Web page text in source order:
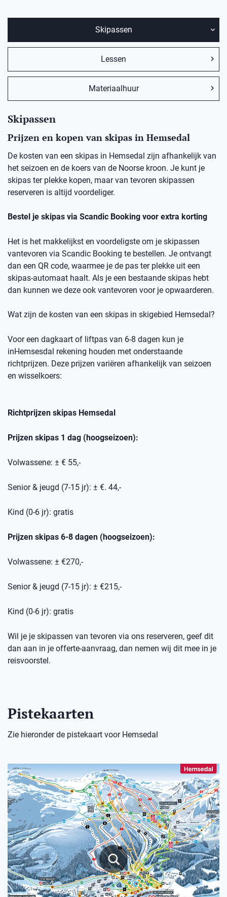
Skipassen
Lessen
Materiaalhuur
Skipassen
Prijzen en kopen van skipas in Hemsedal
De kosten van een skipas in Hemsedal zijn afhankelijk van
het seizoen en de koers van de Noorse kroon. Je kunt je
skipas ter plekke kopen, maar van tevoren skipassen
reserveren is altijd voordeliger.
Bestel je skipas via Scandic Booking voor extra korting
Het is het makkelijkst en voordeligste om je skipassen
vantevoren via Scandic Booking te bestellen. Je ontvangt
dan een QR code, waarmee je de pas ter plekke uit een
skipas-automaat haalt. Als je een bestaande skipas hebt
dan kunnen we deze ook vantevoren voor je opwaarderen.
Wat zijn de kosten van een skipas in skigebied Hemsedal ?
Voor een dagkaart of liftpas van 6-8 dagen kun je
inHemsesdal rekening houden met onderstaande
richtprijzen. Deze prijzen variëren afhankelijk van seizoen
en wisselkoers:
Richtprijzen skipas Hemsedal
Prijzen skipas 1 dag (hoogseizoen):
Volwassene: ± € 55,-
Senior & jeugd (7-15 jr): ± €. 44,-
Kind (0-6 jr): gratis
Prijzen skipas 6-8 dagen (hoogseizoen):
Volwassene: ± €270,-
Senior & jeugd (7-15 jr): ± €215,-
Kind (0-6 jr): gratis
Wil je je skipassen van tevoren via ons reserveren, geef dit
dan aan in je offerte-aanvraag, dan nemen wij dit mee in je
reisvoorstel.
Pistekaarten
Zie hieronder de pistekaart voor Hemsedal